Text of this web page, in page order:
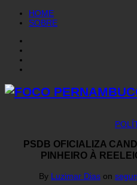
HOME
SOBRE
PSDB OFICIALIZA
PINHEIRO À
By Luzimar Dias on